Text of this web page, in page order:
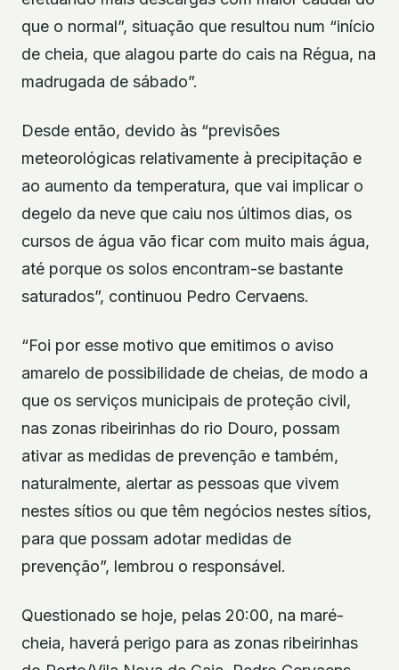
que o normal”, situação que resultou num “início
de cheia, que alagou parte do cais na Régua, na
madrugada de sábado”.
Desde então, devido às “previsões
meteorológicas relativamente à precipitação e
ao aumento da temperatura, que vai implicar o
degelo da neve que caiu nos últimos dias, os
cursos de água vão ficar com muito mais água,
até porque os solos encontram-se bastante
saturados”, continuou Pedro Cervaens.
“Foi por esse motivo que emitimos o aviso
amarelo de possibilidade de cheias, de modo a
que os serviços municipais de proteção civil,
nas zonas ribeirinhas do rio Douro, possam
ativar as medidas de prevenção e também,
naturalmente, alertar as pessoas que vivem
nestes sítios ou que têm negócios nestes sítios,
para que possam adotar medidas de
prevenção”, lembrou o responsável.
Questionado se hoje, pelas 20:00, na maré-
cheia, haverá perigo para as zonas ribeirinhas